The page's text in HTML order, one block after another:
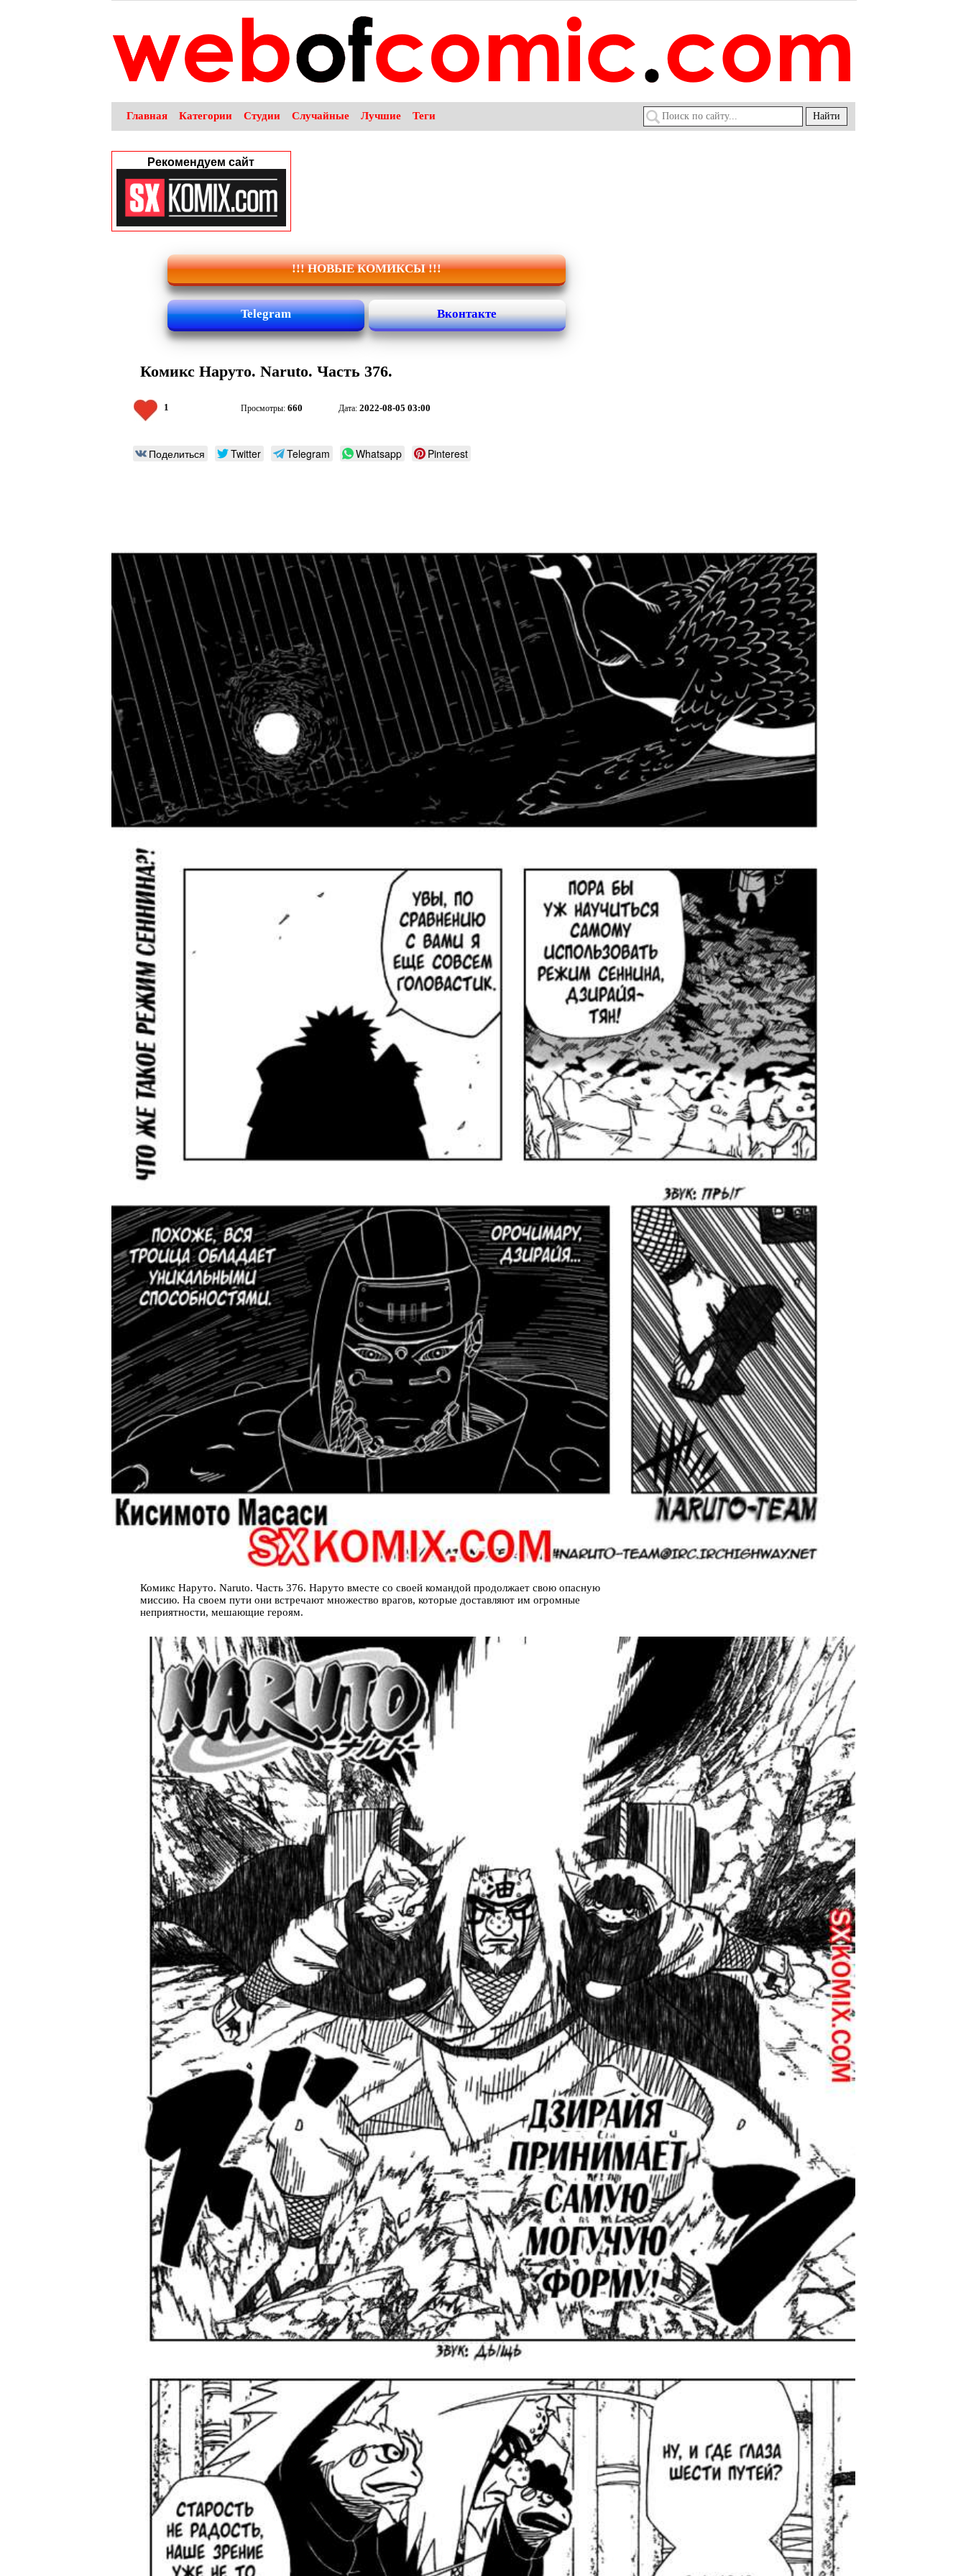
Главная Категории Студии Случайные Лучшие Теги
Рекомендуем сайт
!!! НОВЫЕ КОМИКСЫ !!!
Telegram Вконтакте
Комикс Наруто. Naruto. Часть 376.
1 Просмотры: 660 Дата: 2022-08-05 03:00
Поделиться Twitter Telegram Whatsapp Pinterest
Комикс Наруто. Naruto. Часть 376. Наруто вместе со своей командой продолжает свою опасную
миссию. На своем пути они встречают множество врагов, которые доставляют им огромные
неприятности, мешающие героям.